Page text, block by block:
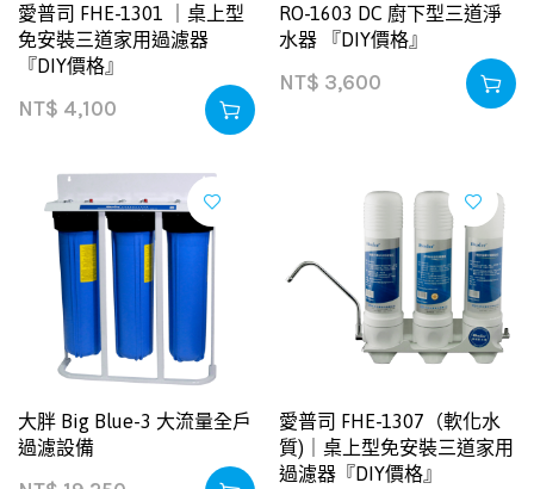
愛普司 FHE-1301 ｜桌上型
免安裝三道家用過濾器
『DIY價格』
NT$ 4,100
RO-1603 DC 廚下型三道淨
水器 『DIY價格』
NT$ 3,600
大胖 Big Blue-3 大流量全戶
過濾設備
愛普司 FHE-1307（軟化水
質)｜桌上型免安裝三道家用
過濾器『DIY價格』